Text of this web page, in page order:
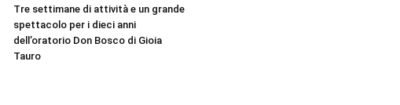
Tre settimane di attività e un grande
spettacolo per i dieci anni
dell’oratorio Don Bosco di Gioia
Tauro